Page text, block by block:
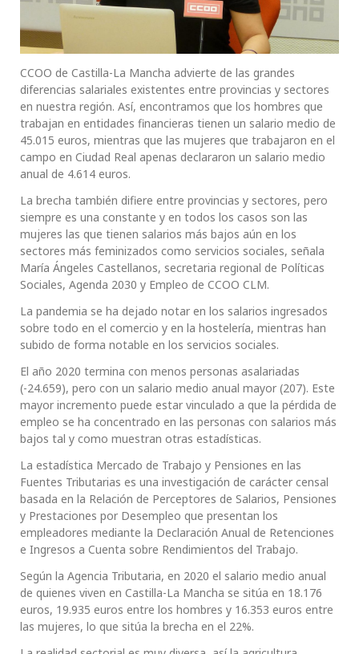
CCOO de Castilla-La Mancha advierte de las grandes
diferencias salariales existentes entre provincias y sectores
en nuestra región. Así, encontramos que los hombres que
trabajan en entidades financieras tienen un salario medio de
45.015 euros, mientras que las mujeres que trabajaron en el
campo en Ciudad Real apenas declararon un salario medio
anual de 4.614 euros.
La brecha también difiere entre provincias y sectores, pero
siempre es una constante y en todos los casos son las
mujeres las que tienen salarios más bajos aún en los
sectores más feminizados como servicios sociales, señala
María Ángeles Castellanos, secretaria regional de Políticas
Sociales, Agenda 2030 y Empleo de CCOO CLM.
La pandemia se ha dejado notar en los salarios ingresados
sobre todo en el comercio y en la hostelería, mientras han
subido de forma notable en los servicios sociales.
El año 2020 termina con menos personas asalariadas
(-24.659), pero con un salario medio anual mayor (207). Este
mayor incremento puede estar vinculado a que la pérdida de
empleo se ha concentrado en las personas con salarios más
bajos tal y como muestran otras estadísticas.
La estadística Mercado de Trabajo y Pensiones en las
Fuentes Tributarias es una investigación de carácter censal
basada en la Relación de Perceptores de Salarios, Pensiones
y Prestaciones por Desempleo que presentan los
empleadores mediante la Declaración Anual de Retenciones
e Ingresos a Cuenta sobre Rendimientos del Trabajo.
Según la Agencia Tributaria, en 2020 el salario medio anual
de quienes viven en Castilla-La Mancha se sitúa en 18.176
euros, 19.935 euros entre los hombres y 16.353 euros entre
las mujeres, lo que sitúa la brecha en el 22%.